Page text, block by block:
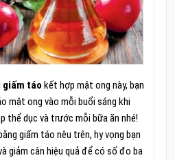
giấm táo kết hợp mật ong này, bạn
mật ong vào mỗi buổi sáng khi
thể dục và trước mỗi bữa ăn nhé!
giấm táo nêu trên, hy vọng bạn
giảm cân hiệu quả để có số đo ba